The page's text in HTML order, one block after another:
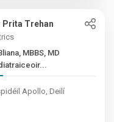
Prita Trehan
MBBS, MD
Apollo, Deilí